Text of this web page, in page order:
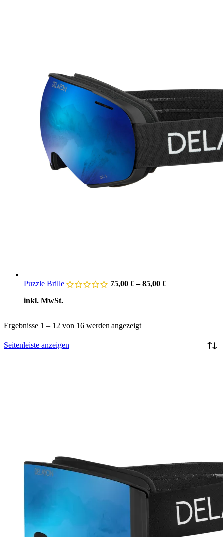
Puzzle Brille 75,00 €–85,00 €
inkl. MwSt.
Ergebnisse 1 – 12 von 16 werden angezeigt
Seitenleiste anzeigen